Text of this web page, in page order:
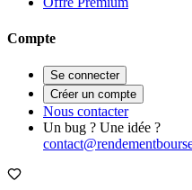
Compte
Se connecter
Créer un compte
Nous contacter
Un bug ? Une idée ?